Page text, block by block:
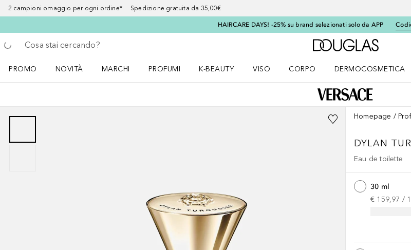
2 campioni omaggio per ogni ordine* Spedizione gratuita da 35,00€
HAIRCARE DAYS! -25% su brand selezionati solo da APP
Torna indietro
Esegui ricerca
A
PROMO
NOVITÀ
MARCHI
PROFUMI
K-BEAUTY
VISO
CORPO
DERMOCOSMETICA
Homepage
DYLAN
Eau de toilette
30 ml
€ 159,97 /